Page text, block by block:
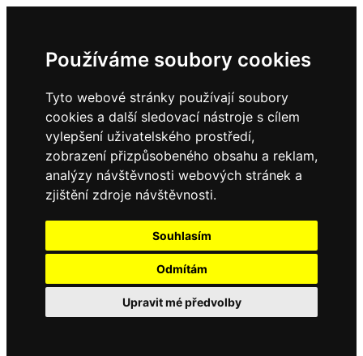
Používáme soubory cookies
Tyto webové stránky používají soubory
cookies a další sledovací nástroje s cílem
vylepšení uživatelského prostředí,
zobrazení přizpůsobeného obsahu a reklam,
analýzy návštěvnosti webových stránek a
zjištění zdroje návštěvnosti.
Souhlasím
Odmítám
Upravit mé předvolby